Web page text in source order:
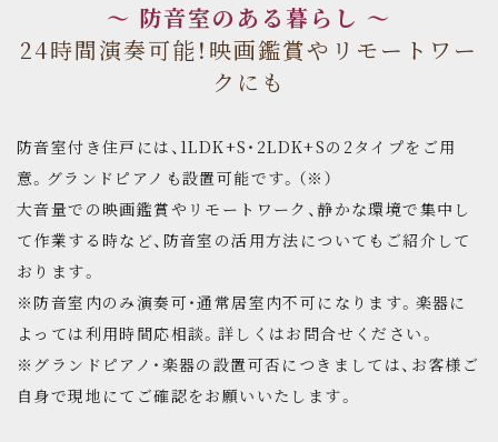
～ 防音室のある暮らし ～
24時間演奏可能！映画鑑賞やリモートワー
クにも
防音室付き住戸には、1LDK+S・2LDK+Sの2タイプをご用
意。グランドピアノも設置可能です。（※）
大音量での映画鑑賞やリモートワーク、静かな環境で集中し
て作業する時など、防音室の活用方法についてもご紹介して
おります。
※防音室内のみ演奏可・通常居室内不可になります。楽器に
よっては利用時間応相談。詳しくはお問合せください。
※グランドピアノ・楽器の設置可否につきましては、お客様ご
自身で現地にてご確認をお願いいたします。